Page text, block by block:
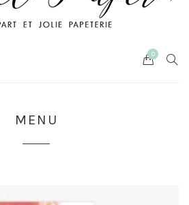
Cart
0
MENU